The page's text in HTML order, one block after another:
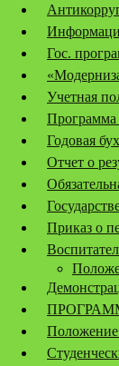
Гос.
Учетная
Программа
Годовая
Отчет о
Приказ о
Положение